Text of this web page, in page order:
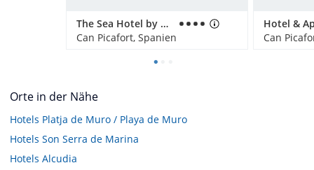
The Sea Hotel by Grupotel - Adults only
Can Picafort, Spanien
Can
Orte in der Nähe
Hotels Platja de Muro / Playa de Muro
Hotels Son Serra de Marina
Hotels Alcudia